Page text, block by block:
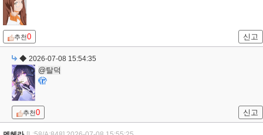
추천0 신고
◆ 2026-07-08 15:54:35
@탈덕
🫣
추천0 신고